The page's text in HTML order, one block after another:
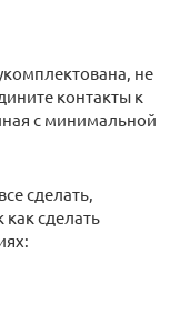
не
контакты к
с минимальной
сделать,
сделать